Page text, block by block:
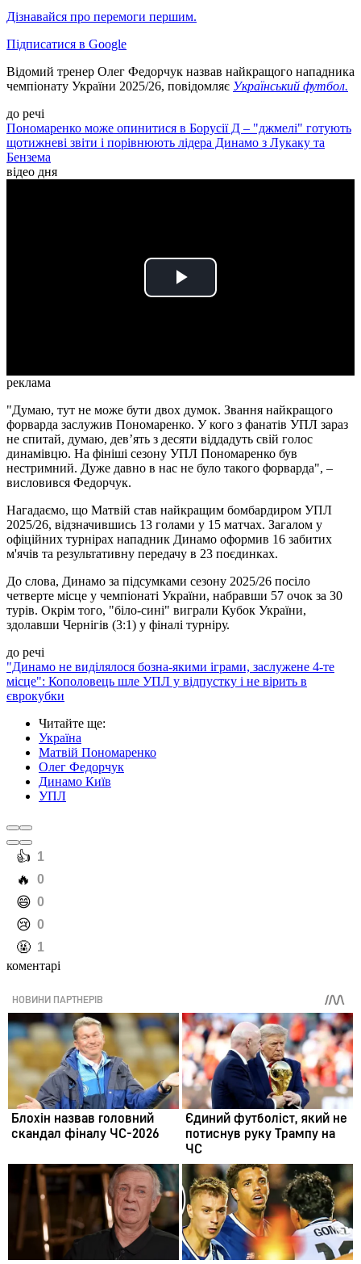
Дізнавайся про перемоги першим.
Підписатися в Google
Відомий тренер Олег Федорчук назвав найкращого нападника
чемпіонату України 2025/26, повідомляє Український футбол.
до речі
Пономаренко може опинитися в Борусії Д – "джмелі" готують
щотижневі звіти і порівнюють лідера Динамо з Лукаку та
Бензема
відео дня
Play
реклама
"Думаю, тут не може бути двох думок. Звання найкращого
форварда заслужив Пономаренко. У кого з фанатів УПЛ зараз
не спитай, думаю, дев’ять з десяти віддадуть свій голос
динамівцю. На фініші сезону УПЛ Пономаренко був
нестримний. Дуже давно в нас не було такого форварда", –
висловився Федорчук.
Нагадаємо, що Матвій став найкращим бомбардиром УПЛ
2025/26, відзначившись 13 голами у 15 матчах. Загалом у
офіційних турнірах нападник Динамо оформив 16 забитих
м'ячів та результативну передачу в 23 поєдинках.
До слова, Динамо за підсумками сезону 2025/26 посіло
четверте місце у чемпіонаті України, набравши 57 очок за 30
турів. Окрім того, "біло-сині" виграли Кубок України,
здолавши Чернігів (3:1) у фіналі турніру.
до речі
"Динамо не виділялося бозна-якими іграми, заслужене 4-те
місце": Кополовець шле УПЛ у відпустку і не вірить в
єврокубки
Читайте ще:
Україна
Матвій Пономаренко
Олег Федорчук
Динамо Київ
УПЛ
️👍 1
️🔥 0
️😄 0
️😢 0
️🤬 1
коментарі